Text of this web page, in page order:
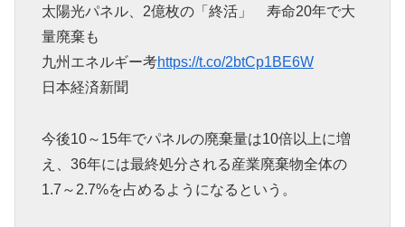
太陽光パネル、2億枚の「終活」 寿命20年で大
量廃棄も
九州エネルギー考https://t.co/2btCp1BE6W
日本経済新聞
今後10～15年でパネルの廃棄量は10倍以上に増
え、36年には最終処分される産業廃棄物全体の
1.7～2.7%を占めるようになるという。